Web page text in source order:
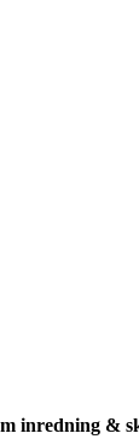
inredning &